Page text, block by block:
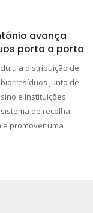
avança
porta a porta
a distribuição de
junto de
e instituições
de recolha
e promover uma